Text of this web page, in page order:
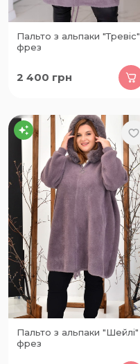
Пальто з альпаки "Тревіс"
фрез
2 400 грн
Пальто з альпаки "Шейлі"
фрез